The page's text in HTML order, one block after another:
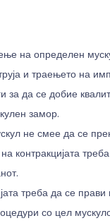
на определен
и траењето на
за да се добие
замор.
не смее да се
контракцијата
треба да се прави
со цел